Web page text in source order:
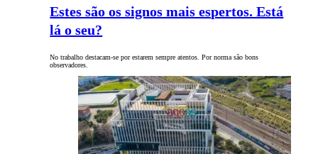
Estes são os signos mais espertos. Está
lá o seu?
No trabalho destacam-se por estarem sempre atentos. Por norma são bons
observadores.